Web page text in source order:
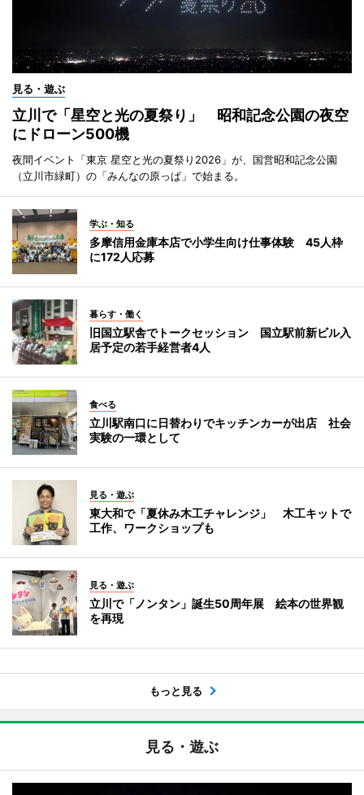
見る・遊ぶ
立川で「星空と光の夏祭り」 昭和記念公園の夜空
にドローン500機
夜間イベント「東京 星空と光の夏祭り2026」が、国営昭和記念公園
（立川市緑町）の「みんなの原っぱ」で始まる。
学ぶ・知る
多摩信用金庫本店で小学生向け仕事体験 45人枠
に172人応募
暮らす・働く
旧国立駅舎でトークセッション 国立駅前新ビル入
居予定の若手経営者4人
食べる
立川駅南口に日替わりでキッチンカーが出店 社会
実験の一環として
見る・遊ぶ
東大和で「夏休み木工チャレンジ」 木工キットで
工作、ワークショップも
見る・遊ぶ
立川で「ノンタン」誕生50周年展 絵本の世界観
を再現
もっと見る
見る・遊ぶ